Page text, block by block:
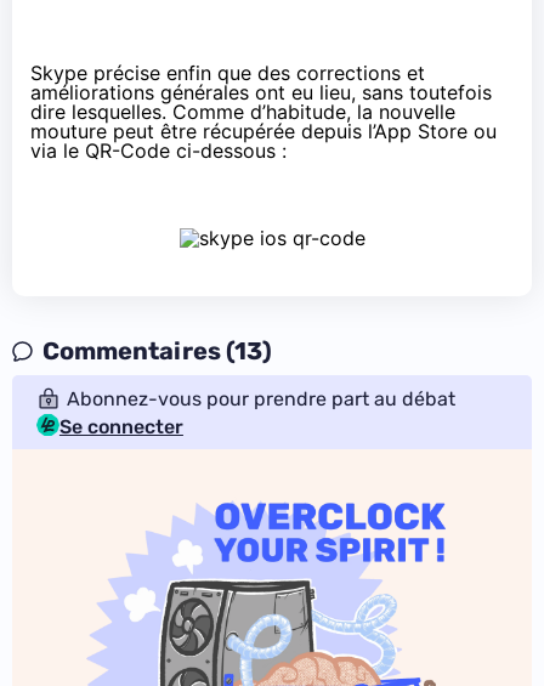
Skype précise enfin que des corrections et
améliorations générales ont eu lieu, sans toutefois
dire lesquelles. Comme d’habitude, la nouvelle
mouture peut être récupérée depuis l’App Store ou
via le QR-Code ci-dessous :
Commentaires (13)
Abonnez-vous pour prendre part au débat
Se connecter